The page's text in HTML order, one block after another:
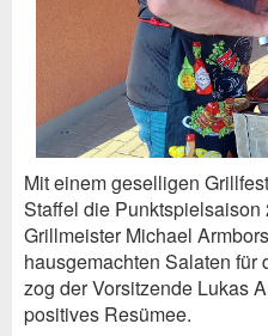
Mit einem geselligen
Staffel die Punktspielsaison
Grillmeister Michael
hausgemachten Salaten für
zog der Vorsitzende Lukas
positives Resümee.